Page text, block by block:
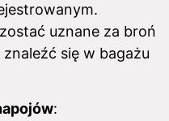
uznane za broń
się w bagażu
: